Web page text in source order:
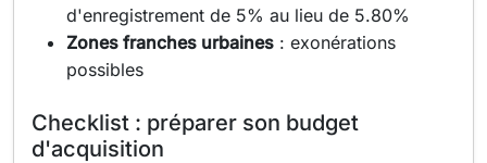
d'enregistrement de 5% au lieu de 5.80%
Zones franches urbaines : exonérations
possibles
Checklist : préparer son budget
d'acquisition